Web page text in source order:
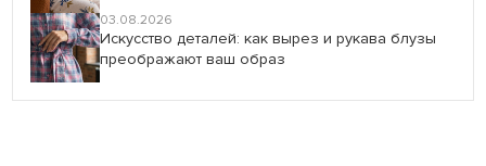
03.08.2026
Искусство деталей: как вырез и рукава блузы
преображают ваш образ